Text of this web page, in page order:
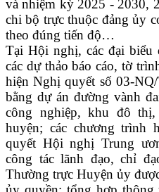
và nhiệm kỳ 2025 - 2030,
chi bộ trực thuộc đảng ủy
theo đúng tiến độ…
Tại Hội nghị, các đại biểu
các dự thảo báo cáo, tờ
hiện Nghị quyết số 03-
bằng dự án đường vành
công nghiệp, khu đô
huyện; các chương trình
quyết Hội nghị Trung
công tác lãnh đạo, chỉ
Thường trực Huyện ủy